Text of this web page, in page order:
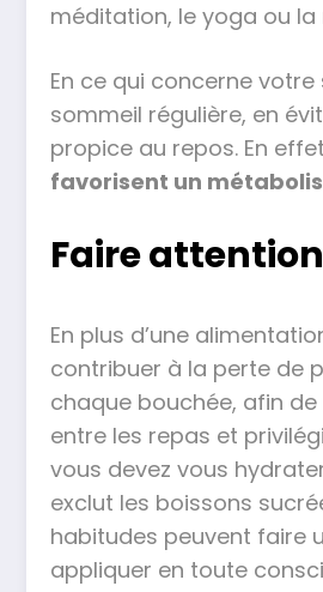
méditation, le yoga ou
En ce qui concerne
sommeil régulière, en
propice au repos. En
favorisent un
Faire
En plus d’une
contribuer à la perte de
chaque bouchée, afin
entre les repas et
vous devez vous
exclut les boissons
habitudes peuvent faire
appliquer en toute